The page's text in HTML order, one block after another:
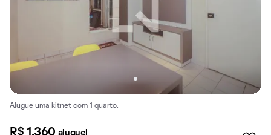
Alugue uma kitnet com 1 quarto.
R$ 1.360 aluguel